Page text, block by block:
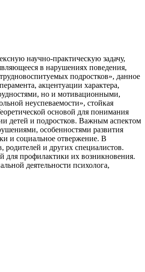
научно-практическую задачу,
в нарушениях поведения,
подростков», данное
акцентуации характера,
но и мотивационными,
неуспеваемости», стойкая
основой для понимания
детей и подростков. Важным аспектом
особенностями развития
и социальное отвержение. В
родителей и других специалистов.
для профилактики их возникновения.
деятельности психолога,